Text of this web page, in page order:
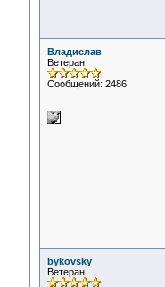
Владислав
Ветеран
Сообщений: 2486
bykovsky
Ветеран